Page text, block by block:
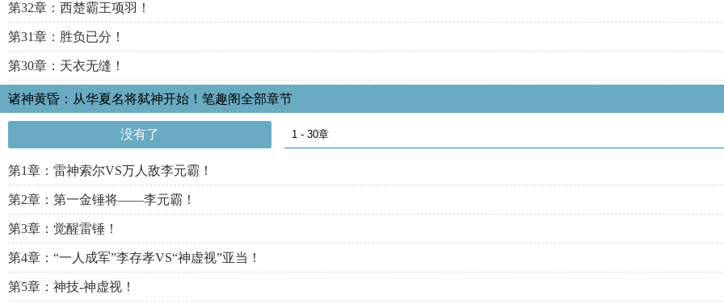
第32章：西楚霸王项羽！
第31章：胜负已分！
第30章：天衣无缝！
诸神黄昏：从华夏名将弑神开始！笔趣阁全部章节
没有了
第1章：雷神索尔VS万人敌李元霸！
第2章：第一金锤将——李元霸！
第3章：觉醒雷锤！
第4章：“一人成军”李存孝VS“神虚视”亚当！
第5章：神技-神虚视！